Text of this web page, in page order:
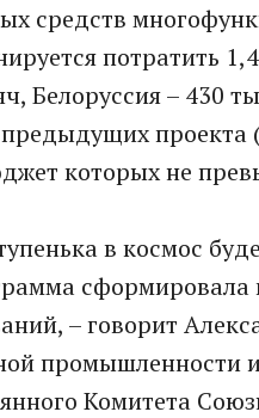
средств
потратить
Белоруссия – 430
проекта
которых не
в космос
– говорит
промышленности
Комитета